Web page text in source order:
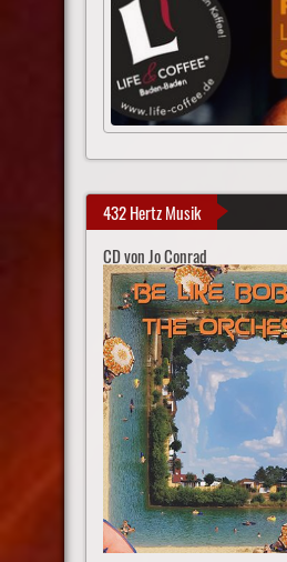
432 Hertz Musik
CD von Jo Conrad